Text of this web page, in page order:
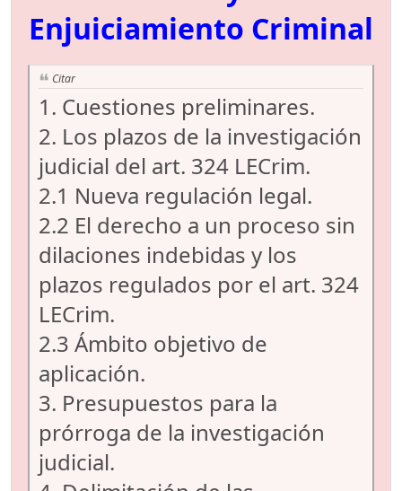
Enjuiciamiento Criminal
Citar
1. Cuestiones preliminares.
2. Los plazos de la investigación
judicial del art. 324 LECrim.
2.1 Nueva regulación legal.
2.2 El derecho a un proceso sin
dilaciones indebidas y los
plazos regulados por el art. 324
LECrim.
2.3 Ámbito objetivo de
aplicación.
3. Presupuestos para la
prórroga de la investigación
judicial.